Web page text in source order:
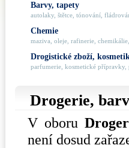
Barvy, tapety
autolaky, štětce, tónování,
Chemie
maziva, oleje, rafinerie, chemikálie,
Drogistické zboží,
parfumerie, kosmetické přípravky,
Drogerie,
V oboru
není dosud